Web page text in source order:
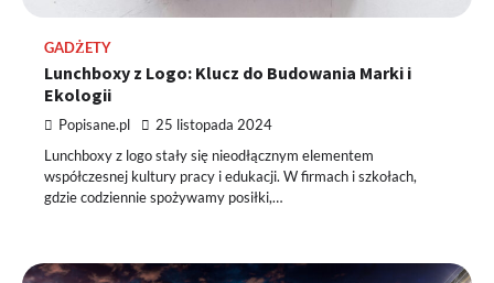
GADŻETY
Lunchboxy z Logo: Klucz do Budowania Marki i
Ekologii
Popisane.pl 25 listopada 2024
Lunchboxy z logo stały się nieodłącznym elementem
współczesnej kultury pracy i edukacji. W firmach i szkołach,
gdzie codziennie spożywamy posiłki,…